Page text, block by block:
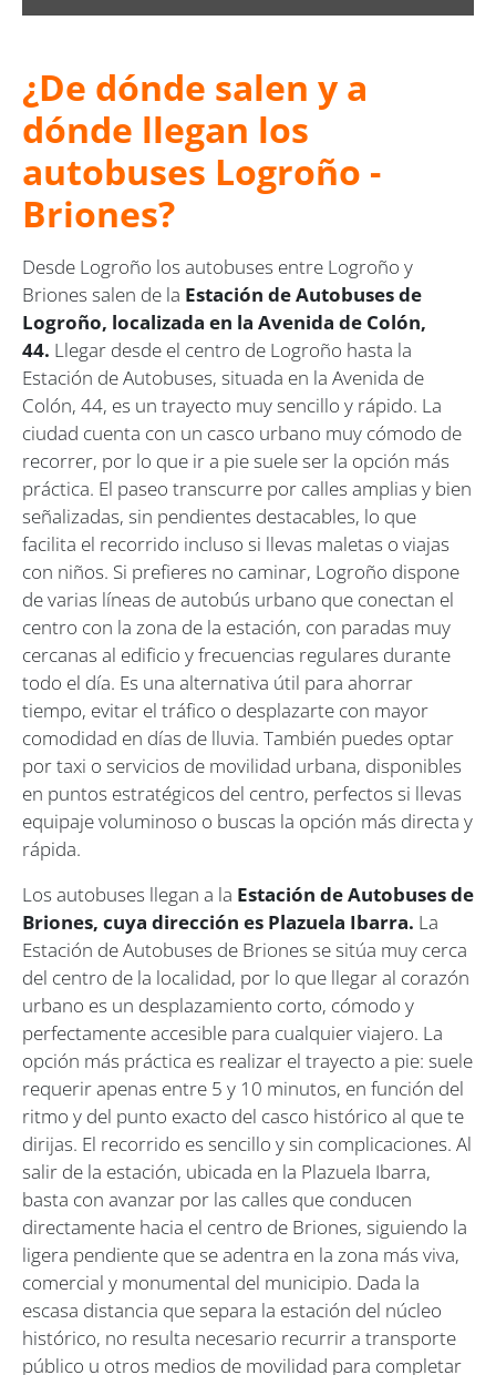
¿De dónde salen y a
dónde llegan los
autobuses Logroño -
Briones?
Desde Logroño los autobuses entre Logroño y
Briones salen de la Estación de Autobuses de
Logroño, localizada en la Avenida de Colón,
44. Llegar desde el centro de Logroño hasta la
Estación de Autobuses, situada en la Avenida de
Colón, 44, es un trayecto muy sencillo y rápido. La
ciudad cuenta con un casco urbano muy cómodo de
recorrer, por lo que ir a pie suele ser la opción más
práctica. El paseo transcurre por calles amplias y bien
señalizadas, sin pendientes destacables, lo que
facilita el recorrido incluso si llevas maletas o viajas
con niños. Si prefieres no caminar, Logroño dispone
de varias líneas de autobús urbano que conectan el
centro con la zona de la estación, con paradas muy
cercanas al edificio y frecuencias regulares durante
todo el día. Es una alternativa útil para ahorrar
tiempo, evitar el tráfico o desplazarte con mayor
comodidad en días de lluvia. También puedes optar
por taxi o servicios de movilidad urbana, disponibles
en puntos estratégicos del centro, perfectos si llevas
equipaje voluminoso o buscas la opción más directa y
rápida.
Los autobuses llegan a la Estación de Autobuses de
Briones, cuya dirección es Plazuela Ibarra. La
Estación de Autobuses de Briones se sitúa muy cerca
del centro de la localidad, por lo que llegar al corazón
urbano es un desplazamiento corto, cómodo y
perfectamente accesible para cualquier viajero. La
opción más práctica es realizar el trayecto a pie: suele
requerir apenas entre 5 y 10 minutos, en función del
ritmo y del punto exacto del casco histórico al que te
dirijas. El recorrido es sencillo y sin complicaciones. Al
salir de la estación, ubicada en la Plazuela Ibarra,
basta con avanzar por las calles que conducen
directamente hacia el centro de Briones, siguiendo la
ligera pendiente que se adentra en la zona más viva,
comercial y monumental del municipio. Dada la
escasa distancia que separa la estación del núcleo
histórico, no resulta necesario recurrir a transporte
público u otros medios de movilidad para completar